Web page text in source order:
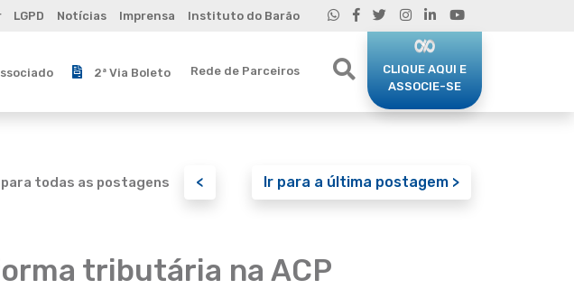
LGPD Notícias Imprensa Instituto do Barão
2ª Via Boleto Rede de Parceiros
CLIQUE AQUI E
ASSOCIE-SE
todas as postagens < Ir para a última postagem >
tributária na ACP